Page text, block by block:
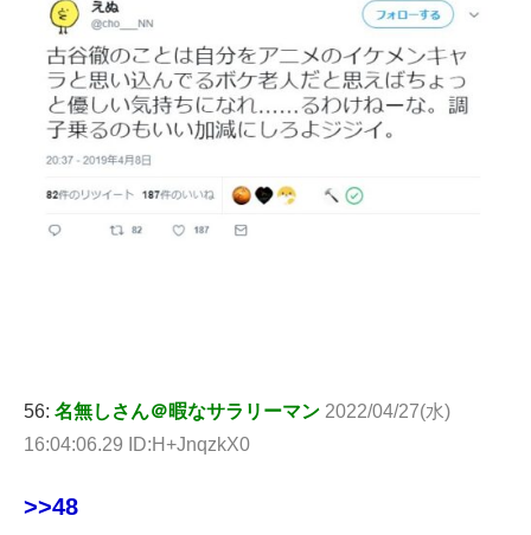
56: 名無しさん＠暇なサラリーマン 2022/04/27(水)
16:04:06.29 ID:H+JnqzkX0
>>48